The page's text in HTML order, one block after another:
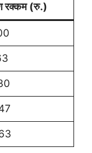
रक्कम (रु.)